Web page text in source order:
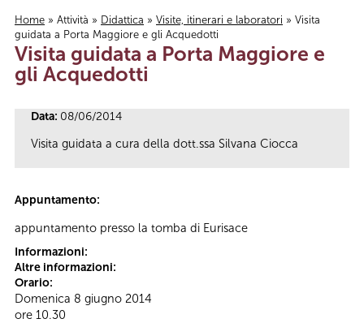
Tu sei qui
Home » Attività » Didattica » Visite, itinerari e laboratori » Visita
guidata a Porta Maggiore e gli Acquedotti
Visita guidata a Porta Maggiore e
gli Acquedotti
Data: 08/06/2014
Visita guidata a cura della dott.ssa Silvana Ciocca
Appuntamento:
appuntamento presso la tomba di Eurisace
Informazioni:
Altre informazioni:
Orario:
Domenica 8 giugno 2014
ore 10.30